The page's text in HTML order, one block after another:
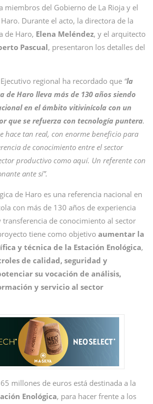
miembros del Gobierno de La Rioja y el
Durante el acto, la directora de la
de Haro, Elena Meléndez, y el arquitecto
Pascual, presentaron los detalles del
regional ha recordado que “la
de Haro lleva más de 130 años siendo
en el ámbito vitivinícola con un
que se refuerza con tecnología puntera.
hace tan real, con enorme beneficio para
de conocimiento entre el sector
productivo como aquí. Un referente con
ante sí”.
de Haro es una referencia nacional en
con más de 130 años de experiencia
transferencia de conocimiento al sector
tiene como objetivo aumentar la
y técnica de la Estación Enológica,
de calidad, seguridad y
su vocación de análisis,
y servicio al sector
millones de euros está destinada a la
Enológica, para hacer frente a los